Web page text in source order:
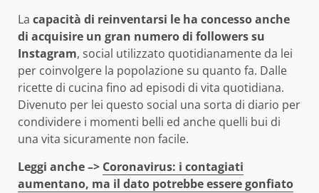
La capacità di reinventarsi le ha concesso anche
di acquisire un gran numero di followers su
Instagram, social utilizzato quotidianamente da lei
per coinvolgere la popolazione su quanto fa. Dalle
ricette di cucina fino ad episodi di vita quotidiana.
Divenuto per lei questo social una sorta di diario per
condividere i momenti belli ed anche quelli bui di
una vita sicuramente non facile.
Leggi anche –> Coronavirus: i contagiati
aumentano, ma il dato potrebbe essere gonfiato